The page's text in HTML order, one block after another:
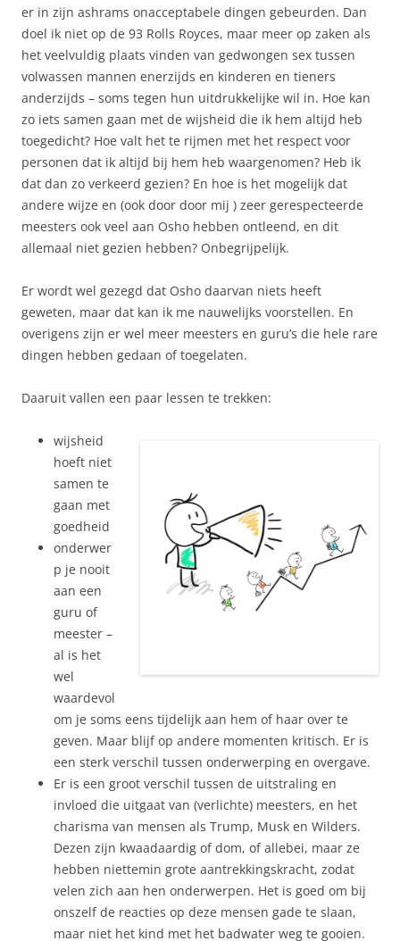
er in zijn ashrams onacceptabele dingen gebeurden. Dan
doel ik niet op de 93 Rolls Royces, maar meer op zaken als
het veelvuldig plaats vinden van gedwongen sex tussen
volwassen mannen enerzijds en kinderen en tieners
anderzijds – soms tegen hun uitdrukkelijke wil in. Hoe kan
zo iets samen gaan met de wijsheid die ik hem altijd heb
toegedicht? Hoe valt het te rijmen met het respect voor
personen dat ik altijd bij hem heb waargenomen? Heb ik
dat dan zo verkeerd gezien? En hoe is het mogelijk dat
andere wijze en (ook door door mij ) zeer gerespecteerde
meesters ook veel aan Osho hebben ontleend, en dit
allemaal niet gezien hebben? Onbegrijpelijk.
Er wordt wel gezegd dat Osho daarvan niets heeft
geweten, maar dat kan ik me nauwelijks voorstellen. En
overigens zijn er wel meer meesters en guru’s die hele rare
dingen hebben gedaan of toegelaten.
Daaruit vallen een paar lessen te trekken:
wijsheid
hoeft niet
samen te
gaan met
goedheid
onderwer
p je nooit
aan een
guru of
meester –
al is het
wel
waardevol
om je soms eens tijdelijk aan hem of haar over te
geven. Maar blijf op andere momenten kritisch. Er is
een sterk verschil tussen onderwerping en overgave.
Er is een groot verschil tussen de uitstraling en
invloed die uitgaat van (verlichte) meesters, en het
charisma van mensen als Trump, Musk en Wilders.
Dezen zijn kwaadaardig of dom, of allebei, maar ze
hebben niettemin grote aantrekkingskracht, zodat
velen zich aan hen onderwerpen. Het is goed om bij
onszelf de reacties op deze mensen gade te slaan,
maar niet het kind met het badwater weg te gooien.